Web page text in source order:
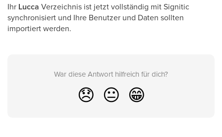
Ihr Lucca Verzeichnis ist jetzt vollständig mit Signitic
synchronisiert und Ihre Benutzer und Daten sollten
importiert werden.
War diese Antwort hilfreich für dich?
😞 😐 😁